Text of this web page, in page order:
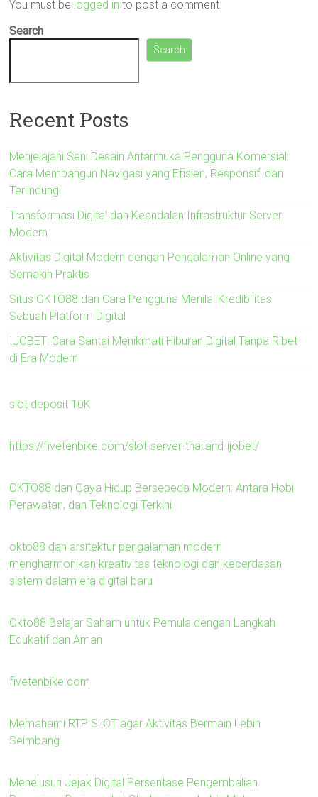
You must be logged in to post a comment.
Search
Search
Recent Posts
Menjelajahi Seni Desain Antarmuka Pengguna Komersial:
Cara Membangun Navigasi yang Efisien, Responsif, dan
Terlindungi
Transformasi Digital dan Keandalan Infrastruktur Server
Modern
Aktivitas Digital Modern dengan Pengalaman Online yang
Semakin Praktis
Situs OKTO88 dan Cara Pengguna Menilai Kredibilitas
Sebuah Platform Digital
IJOBET: Cara Santai Menikmati Hiburan Digital Tanpa Ribet
di Era Modern
slot deposit 10K
https://fivetenbike.com/slot-server-thailand-ijobet/
OKTO88 dan Gaya Hidup Bersepeda Modern: Antara Hobi,
Perawatan, dan Teknologi Terkini
okto88 dan arsitektur pengalaman modern
mengharmonikan kreativitas teknologi dan kecerdasan
sistem dalam era digital baru
Okto88 Belajar Saham untuk Pemula dengan Langkah
Edukatif dan Aman
fivetenbike.com
Memahami RTP SLOT agar Aktivitas Bermain Lebih
Seimbang
Menelusuri Jejak Digital Persentase Pengembalian